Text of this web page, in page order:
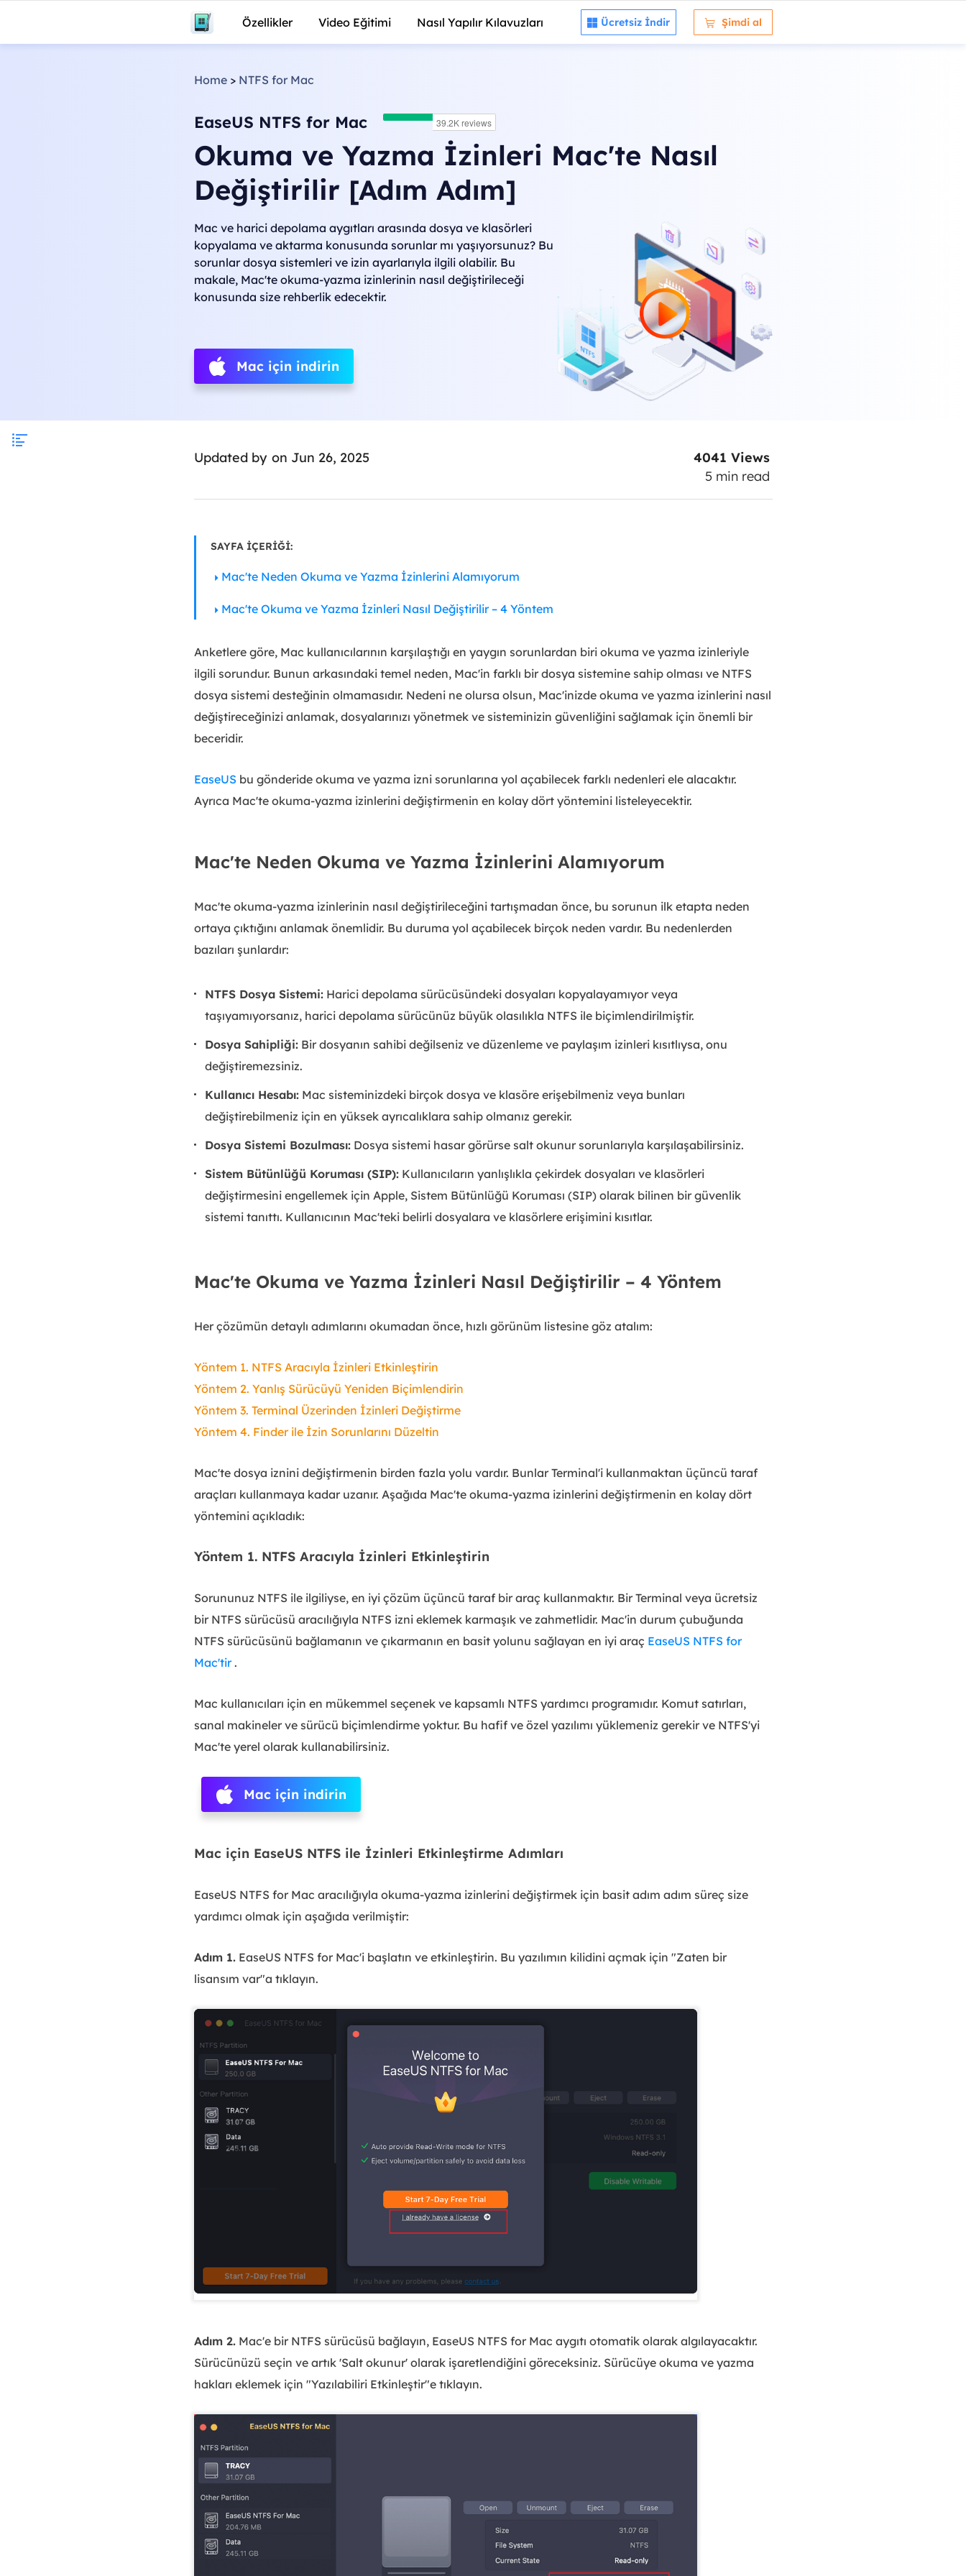
Özellikler Video Eğitimi Nasıl Yapılır Kılavuzları  Ücretsiz İndir  Şimdi al
Home> NTFS for Mac
EaseUS NTFS for Mac
Okuma ve Yazma İzinleri Mac'te Nasıl
Değiştirilir [Adım Adım]
Mac ve harici depolama aygıtları arasında dosya ve klasörleri
kopyalama ve aktarma konusunda sorunlar mı yaşıyorsunuz? Bu
sorunlar dosya sistemleri ve izin ayarlarıyla ilgili olabilir. Bu
makale, Mac'te okuma-yazma izinlerinin nasıl değiştirileceği
konusunda size rehberlik edecektir.
Mac için indirin
Updated by on Jun 26, 2025 4041 Views
5 min read
SAYFA İÇERİĞİ:
Mac'te Neden Okuma ve Yazma İzinlerini Alamıyorum
Mac'te Okuma ve Yazma İzinleri Nasıl Değiştirilir – 4 Yöntem
Anketlere göre, Mac kullanıcılarının karşılaştığı en yaygın sorunlardan biri okuma ve yazma izinleriyle
ilgili sorundur. Bunun arkasındaki temel neden, Mac'in farklı bir dosya sistemine sahip olması ve NTFS
dosya sistemi desteğinin olmamasıdır. Nedeni ne olursa olsun, Mac'inizde okuma ve yazma izinlerini nasıl
değiştireceğinizi anlamak, dosyalarınızı yönetmek ve sisteminizin güvenliğini sağlamak için önemli bir
beceridir.
EaseUS bu gönderide okuma ve yazma izni sorunlarına yol açabilecek farklı nedenleri ele alacaktır.
Ayrıca Mac'te okuma-yazma izinlerini değiştirmenin en kolay dört yöntemini listeleyecektir.
Mac'te Neden Okuma ve Yazma İzinlerini Alamıyorum
Mac'te okuma-yazma izinlerinin nasıl değiştirileceğini tartışmadan önce, bu sorunun ilk etapta neden
ortaya çıktığını anlamak önemlidir. Bu duruma yol açabilecek birçok neden vardır. Bu nedenlerden
bazıları şunlardır:
NTFS Dosya Sistemi:Harici depolama sürücüsündeki dosyaları kopyalayamıyor veya
taşıyamıyorsanız, harici depolama sürücünüz büyük olasılıkla NTFS ile biçimlendirilmiştir.
Dosya Sahipliği:Bir dosyanın sahibi değilseniz ve düzenleme ve paylaşım izinleri kısıtlıysa, onu
değiştiremezsiniz.
Kullanıcı Hesabı:Mac sisteminizdeki birçok dosya ve klasöre erişebilmeniz veya bunları
değiştirebilmeniz için en yüksek ayrıcalıklara sahip olmanız gerekir.
Dosya Sistemi Bozulması:Dosya sistemi hasar görürse salt okunur sorunlarıyla karşılaşabilirsiniz.
Sistem Bütünlüğü Koruması (SIP):Kullanıcıların yanlışlıkla çekirdek dosyaları ve klasörleri
değiştirmesini engellemek için Apple, Sistem Bütünlüğü Koruması (SIP) olarak bilinen bir güvenlik
sistemi tanıttı. Kullanıcının Mac'teki belirli dosyalara ve klasörlere erişimini kısıtlar.
Mac'te Okuma ve Yazma İzinleri Nasıl Değiştirilir – 4 Yöntem
Her çözümün detaylı adımlarını okumadan önce, hızlı görünüm listesine göz atalım:
Yöntem 1. NTFS Aracıyla İzinleri Etkinleştirin
Yöntem 2. Yanlış Sürücüyü Yeniden Biçimlendirin
Yöntem 3. Terminal Üzerinden İzinleri Değiştirme
Yöntem 4. Finder ile İzin Sorunlarını Düzeltin
Mac'te dosya iznini değiştirmenin birden fazla yolu vardır. Bunlar Terminal'i kullanmaktan üçüncü taraf
araçları kullanmaya kadar uzanır. Aşağıda Mac'te okuma-yazma izinlerini değiştirmenin en kolay dört
yöntemini açıkladık:
Yöntem 1. NTFS Aracıyla İzinleri Etkinleştirin
Sorununuz NTFS ile ilgiliyse, en iyi çözüm üçüncü taraf bir araç kullanmaktır. Bir Terminal veya ücretsiz
bir NTFS sürücüsü aracılığıyla NTFS izni eklemek karmaşık ve zahmetlidir. Mac'in durum çubuğunda
NTFS sürücüsünü bağlamanın ve çıkarmanın en basit yolunu sağlayan en iyi araç EaseUS NTFS for
Mac'tir.
Mac kullanıcıları için en mükemmel seçenek ve kapsamlı NTFS yardımcı programıdır. Komut satırları,
sanal makineler ve sürücü biçimlendirme yoktur. Bu hafif ve özel yazılımı yüklemeniz gerekir ve NTFS'yi
Mac'te yerel olarak kullanabilirsiniz.
Mac için indirin
Mac için EaseUS NTFS ile İzinleri Etkinleştirme Adımları
EaseUS NTFS for Mac aracılığıyla okuma-yazma izinlerini değiştirmek için basit adım adım süreç size
yardımcı olmak için aşağıda verilmiştir:
Adım 1.EaseUS NTFS for Mac'i başlatın ve etkinleştirin. Bu yazılımın kilidini açmak için "Zaten bir
lisansım var"a tıklayın.
Adım 2.Mac'e bir NTFS sürücüsü bağlayın, EaseUS NTFS for Mac aygıtı otomatik olarak algılayacaktır.
Sürücünüzü seçin ve artık 'Salt okunur' olarak işaretlendiğini göreceksiniz. Sürücüye okuma ve yazma
hakları eklemek için "Yazılabiliri Etkinleştir"e tıklayın.